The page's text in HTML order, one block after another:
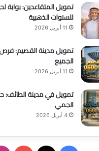
تمويل المتقاعدين: بوابة
للسنوات الذهبية
11 أبريل 2026
تمويل مدينة القصيم:
الجميع
11 أبريل 2026
تمويل في مدينة الطائف:
الجمي
4 أبريل 2026